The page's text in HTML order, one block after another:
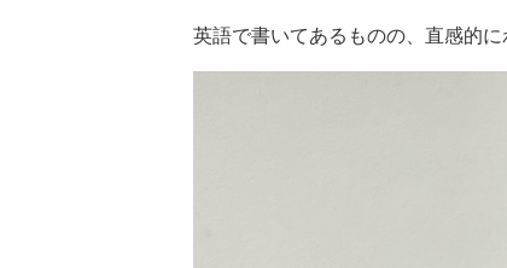
英語で書いてあるものの、直感的に